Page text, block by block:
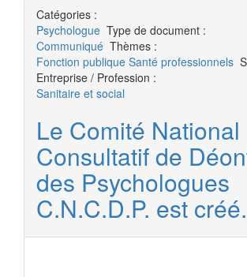
Catégories :
Psychologue Type de document :
Communiqué Thèmes :
Fonction publique Santé professionnels
Entreprise / Profession :
Sanitaire et social
Le Comité National
Consultatif de
des Psychologues
C.N.C.D.P. est créé.